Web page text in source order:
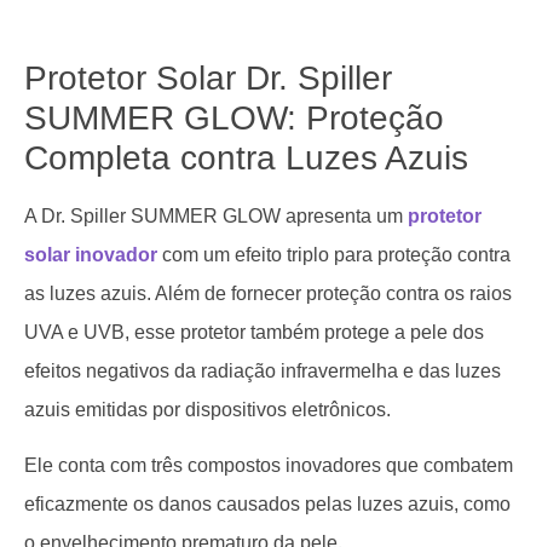
Protetor Solar Dr. Spiller
SUMMER GLOW: Proteção
Completa contra Luzes Azuis
A Dr. Spiller SUMMER GLOW apresenta um protetor
solar inovador com um efeito triplo para proteção contra
as luzes azuis. Além de fornecer proteção contra os raios
UVA e UVB, esse protetor também protege a pele dos
efeitos negativos da radiação infravermelha e das luzes
azuis emitidas por dispositivos eletrônicos.
Ele conta com três compostos inovadores que combatem
eficazmente os danos causados pelas luzes azuis, como
o envelhecimento prematuro da pele.